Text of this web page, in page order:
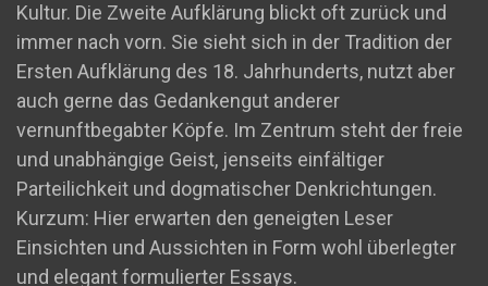
Kultur. Die Zweite Aufklärung blickt oft zurück und
immer nach vorn. Sie sieht sich in der Tradition der
Ersten Aufklärung des 18. Jahrhunderts, nutzt aber
auch gerne das Gedankengut anderer
vernunftbegabter Köpfe. Im Zentrum steht der freie
und unabhängige Geist, jenseits einfältiger
Parteilichkeit und dogmatischer Denkrichtungen.
Kurzum: Hier erwarten den geneigten Leser
Einsichten und Aussichten in Form wohl überlegter
und elegant formulierter Essays.